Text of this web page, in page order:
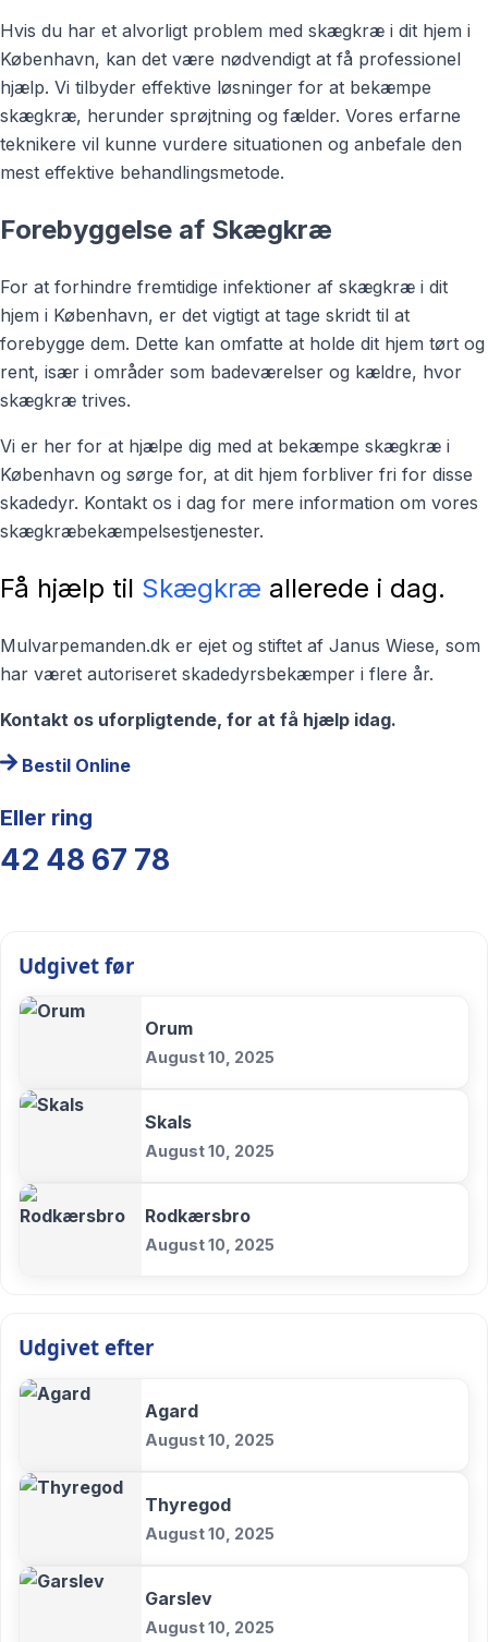
Hvis du har et alvorligt problem med skægkræ i dit hjem i
København, kan det være nødvendigt at få professionel
hjælp. Vi tilbyder effektive løsninger for at bekæmpe
skægkræ, herunder sprøjtning og fælder. Vores erfarne
teknikere vil kunne vurdere situationen og anbefale den
mest effektive behandlingsmetode.
Forebyggelse af Skægkræ
For at forhindre fremtidige infektioner af skægkræ i dit
hjem i København, er det vigtigt at tage skridt til at
forebygge dem. Dette kan omfatte at holde dit hjem tørt og
rent, især i områder som badeværelser og kældre, hvor
skægkræ trives.
Vi er her for at hjælpe dig med at bekæmpe skægkræ i
København og sørge for, at dit hjem forbliver fri for disse
skadedyr. Kontakt os i dag for mere information om vores
skægkræbekæmpelsestjenester.
Få hjælp til Skægkræ allerede i dag.
Mulvarpemanden.dk er ejet og stiftet af Janus Wiese, som
har været autoriseret skadedyrsbekæmper i flere år.
Kontakt os uforpligtende, for at få hjælp idag.
Bestil Online
Eller ring
42 48 67 78
Udgivet før
Orum
August 10, 2025
Skals
August 10, 2025
Rodkærsbro
August 10, 2025
Udgivet efter
Agard
August 10, 2025
Thyregod
August 10, 2025
Garslev
August 10, 2025